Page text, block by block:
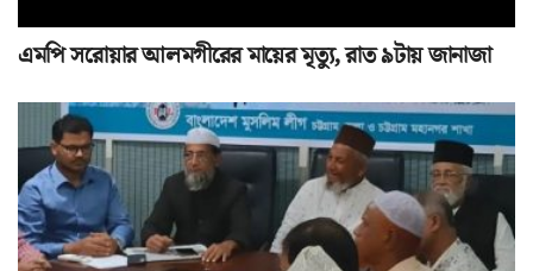
এমপি সরোয়ার আলমগীরের মায়ের মৃত্যু, রাত ৯টায় জানাজা